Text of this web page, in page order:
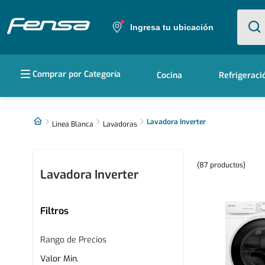
Ingresa tu ubicación
¿Qué
1. cocina 5 platos
refrigerador no frost
Comprar por Categoría Cocina
Linea Blanca Lavadoras Lavadora Inverter
Lavadora Inverter
Filtros
Rango de Precios
87 productos